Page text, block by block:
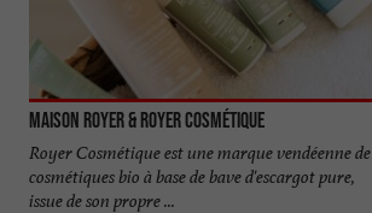
Maison Royer & RoyeR Cosmétique
Royer Cosmétique est une marque vendéenne de
cosmétiques bio à base de bave d'escargot pure,
issue de son propre ...